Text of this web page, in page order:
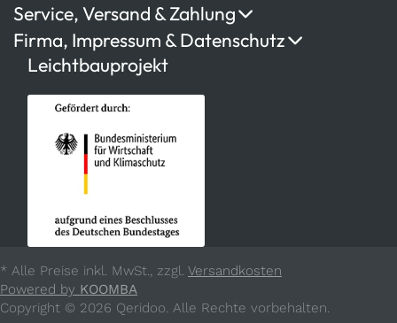
Service, Versand & Zahlung
Firma, Impressum & Datenschutz
Leichtbauprojekt
* Alle Preise inkl. MwSt., zzgl. Versandkosten
Powered by KOOMBA
Copyright © 2026 Qeridoo. Alle Rechte vorbehalten.